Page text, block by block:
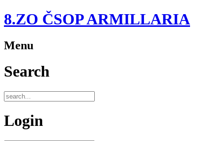
8.ZO ČSOP ARMILLARIA
Menu
Search
Login